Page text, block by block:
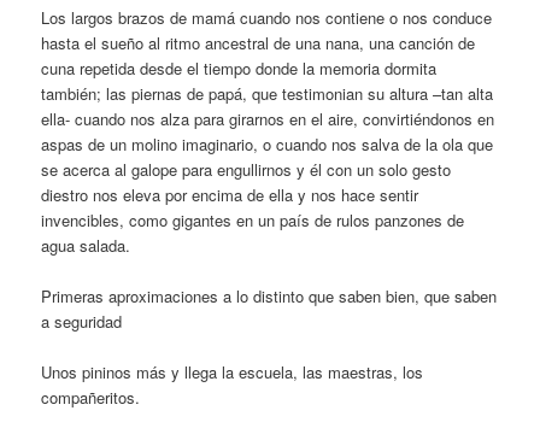
Los largos brazos de mamá cuando nos contiene o nos conduce
hasta el sueño al ritmo ancestral de una nana, una canción de
cuna repetida desde el tiempo donde la memoria dormita
también; las piernas de papá, que testimonian su altura –tan alta
ella- cuando nos alza para girarnos en el aire, convirtiéndonos en
aspas de un molino imaginario, o cuando nos salva de la ola que
se acerca al galope para engullirnos y él con un solo gesto
diestro nos eleva por encima de ella y nos hace sentir
invencibles, como gigantes en un país de rulos panzones de
agua salada.
Primeras aproximaciones a lo distinto que saben bien, que saben
a seguridad
Unos pininos más y llega la escuela, las maestras, los
compañeritos.